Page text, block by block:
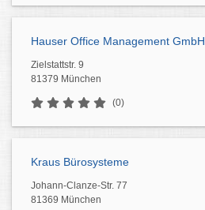
Hauser Office Management GmbH
Zielstattstr. 9
81379 München
(0)
Kraus Bürosysteme
Johann-Clanze-Str. 77
81369 München